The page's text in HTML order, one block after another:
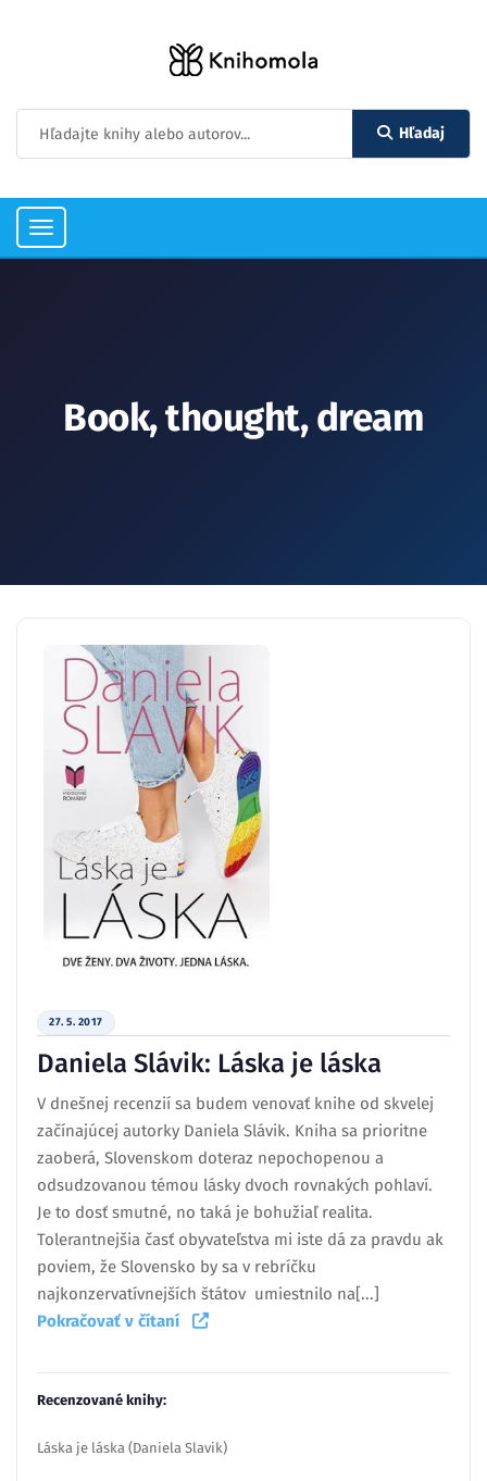
Hľadaj
Toggle
Book, thought, dream
27. 5. 2017
Daniela Slávik: Láska je láska
V dnešnej recenzií sa budem venovať knihe od skvelej
začínajúcej autorky Daniela Slávik. Kniha sa prioritne
zaoberá, Slovenskom doteraz nepochopenou a
odsudzovanou témou lásky dvoch rovnakých pohlaví.
Je to dosť smutné, no taká je bohužiaľ realita.
Tolerantnejšia časť obyvateľstva mi iste dá za pravdu ak
poviem, že Slovensko by sa v rebríčku
najkonzervatívnejších štátov umiestnilo na[...]
Pokračovať v čítaní
Recenzované knihy:
Láska je láska (Daniela Slavik)